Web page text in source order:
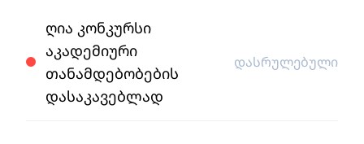
ღია კონკურსი
აკადემიური
თანამდებობების
დასაკავებლად
დასრულებული